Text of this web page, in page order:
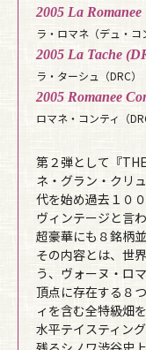
2005 La
ラ・ロマネ（デュ・コ
2005 La Tache
ラ・ターシュ（DRC）
2005 Romanee
ロマネ・コンティ（
第２弾として『
ネ・グラン・クリ
代を始め過去１０
ヴィンテージと言
超豪華にも８銘柄
その内容とは、世
う、ヴォーヌ・ロ
頂点に存在する８
ィを含む全特級畑
水平テイスティン